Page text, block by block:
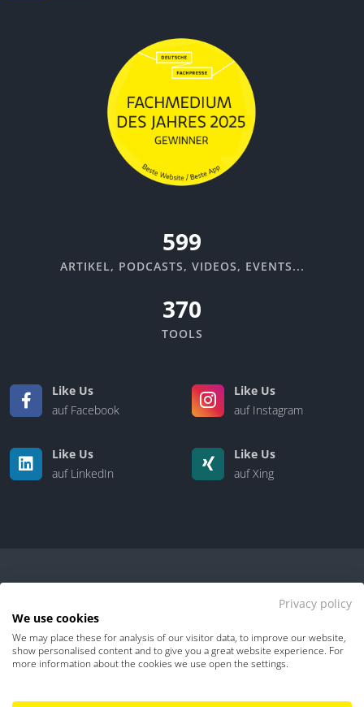
670
ARTIKEL, PODCASTS, VIDEOS, EVENTS...
370
TOOLS
Like Us
auf Facebook
Like Us
auf Instagram
Like Us
auf LinkedIn
Like Us
auf Xing
Kontakt | Über uns
Privacy policy
We use cookies
We may place these for analysis of our visitor data, to improve our website,
show personalised content and to give you a great website experience. For
more information about the cookies we use open the settings.